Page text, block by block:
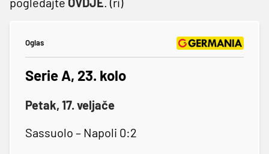
Oglas
Serie A, 23. kolo
Petak, 17. veljače
Sassuolo – Napoli 0:2